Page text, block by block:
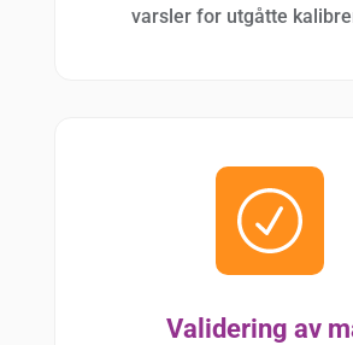
varsler for utgåtte
Validering av